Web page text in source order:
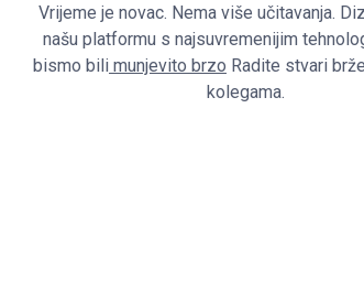
Vrijeme je novac. Nema više učitavanja.
našu platformu s najsuvremenijim
bismo bilimunjevito brzo Radite stvari
kolegama.